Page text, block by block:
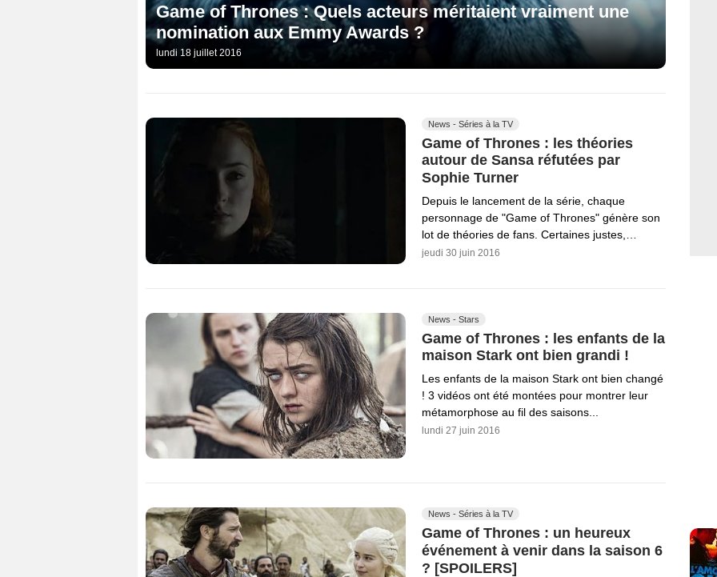
Game of Thrones : Quels acteurs méritaient vraiment une
nomination aux Emmy Awards ?
lundi 18 juillet 2016
News - Séries à la TV
Game of Thrones : les théories
autour de Sansa réfutées par
Sophie Turner
Depuis le lancement de la série, chaque
personnage de "Game of Thrones" génère son
lot de théories de fans. Certaines justes,…
jeudi 30 juin 2016
News - Stars
Game of Thrones : les enfants de la
maison Stark ont bien grandi !
Les enfants de la maison Stark ont bien changé
! 3 vidéos ont été montées pour montrer leur
métamorphose au fil des saisons...
lundi 27 juin 2016
News - Séries à la TV
Game of Thrones : un heureux
événement à venir dans la saison 6
? [SPOILERS]